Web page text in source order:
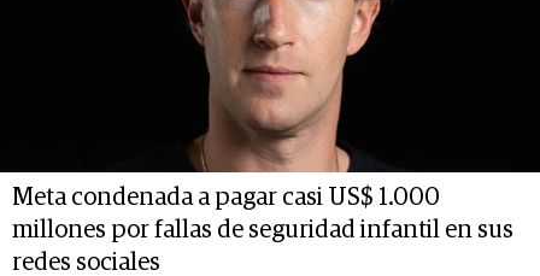
Meta condenada a pagar casi US$ 1.000
millones por fallas de seguridad infantil en sus
redes sociales